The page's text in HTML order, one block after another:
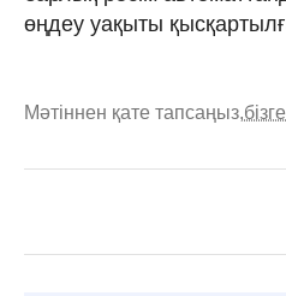
өңдеу уақыты
Мәтіннен қате тапсаңыз,